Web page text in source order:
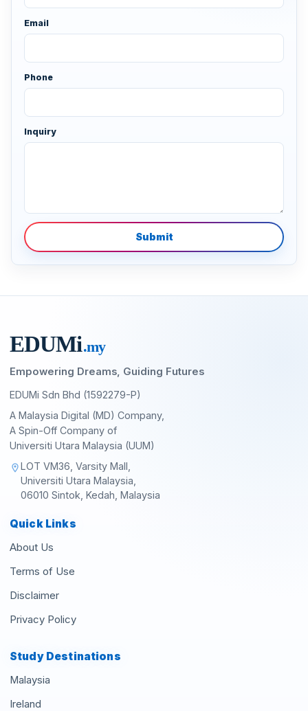
Email
Phone
Inquiry
Submit
EDUMi.my
Empowering Dreams, Guiding Futures
EDUMi Sdn Bhd (1592279-P)
A Malaysia Digital (MD) Company,
A Spin-Off Company of
Universiti Utara Malaysia (UUM)
location_onLOT VM36, Varsity Mall,
Universiti Utara Malaysia,
06010 Sintok, Kedah, Malaysia
Quick Links
About Us
Terms of Use
Disclaimer
Privacy Policy
Study Destinations
Malaysia
Ireland